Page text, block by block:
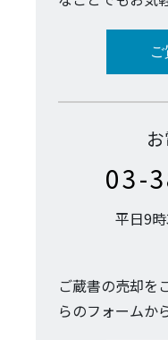
03-
平日9
ご蔵書の売却を
らのフォームか